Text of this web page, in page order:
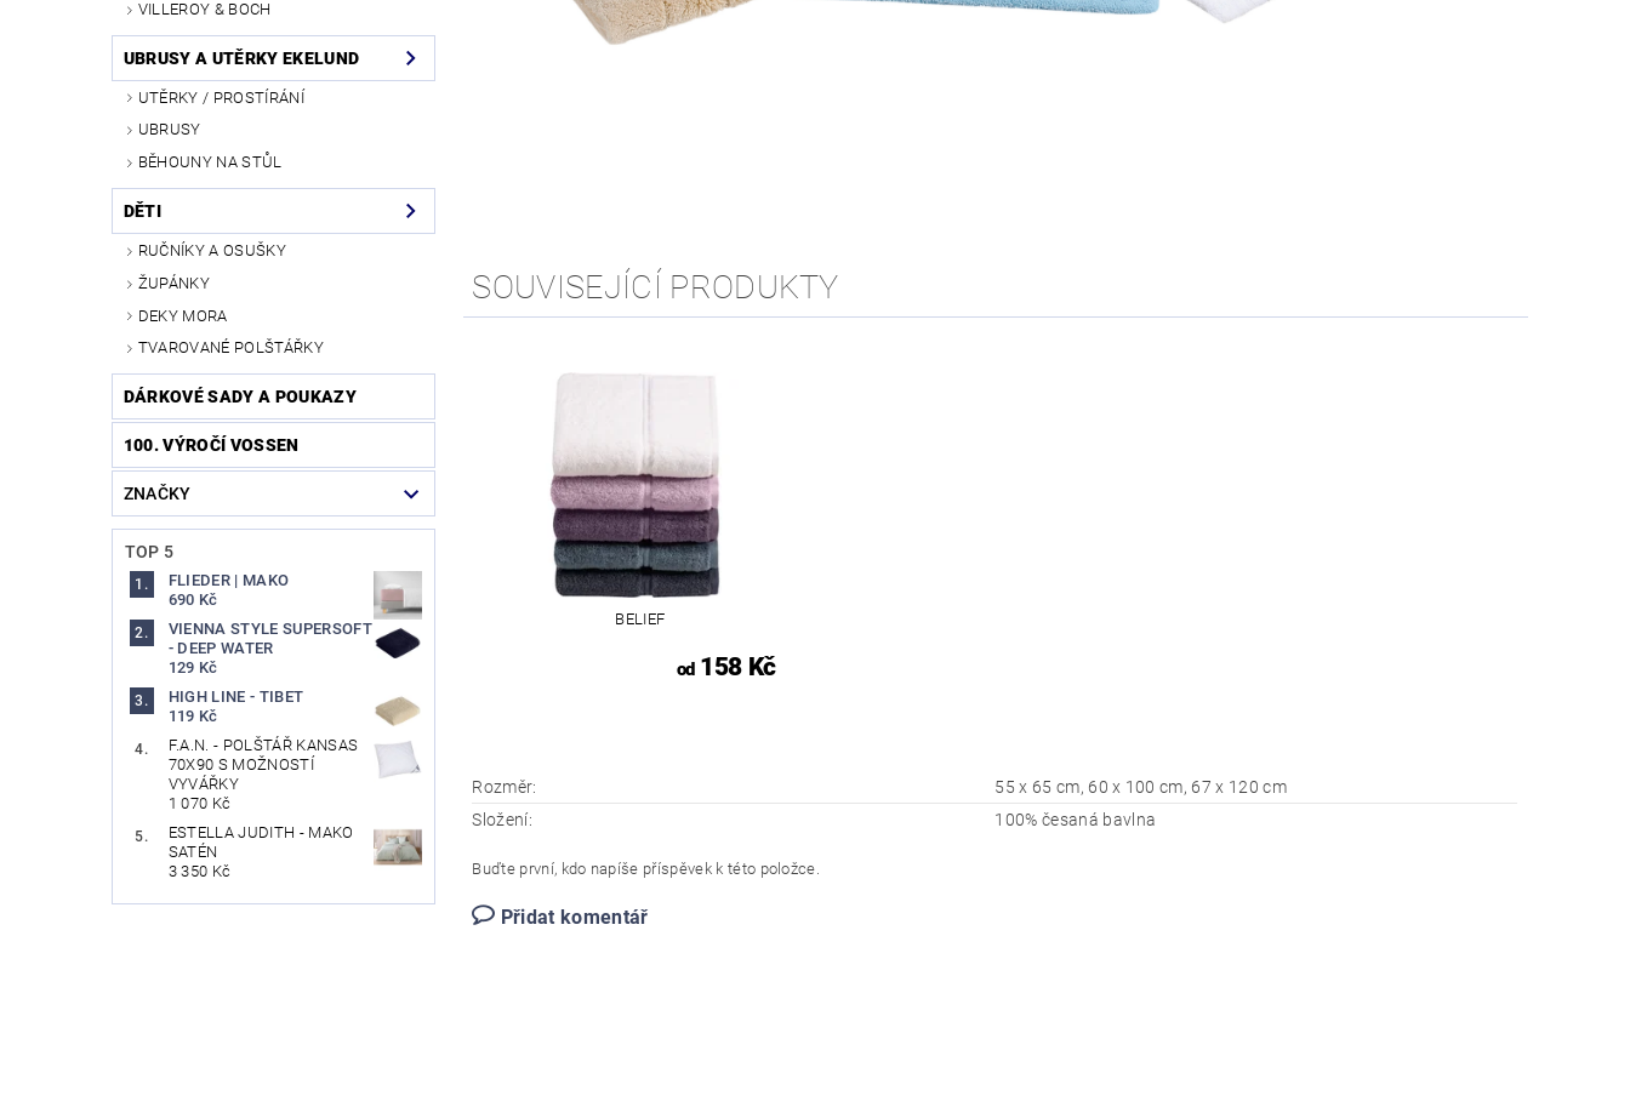
VILLEROY & BOCH
UBRUSY A UTĚRKY EKELUND
UTĚRKY / PROSTÍRÁNÍ
UBRUSY
BĚHOUNY NA STŮL
DĚTI
RUČNÍKY A OSUŠKY
ŽUPÁNKY
DEKY MORA
TVAROVANÉ POLŠTÁŘKY
DÁRKOVÉ SADY A POUKAZY
100. VÝROČÍ VOSSEN
ZNAČKY
TOP 5
FLIEDER | MAKO
690 Kč
VIENNA STYLE SUPERSOFT
- DEEP WATER
129 Kč
HIGH LINE - TIBET
119 Kč
F.A.N. - POLŠTÁŘ KANSAS
70X90 S MOŽNOSTÍ
VYVÁŘKY
1 070 Kč
ESTELLA JUDITH - MAKO
SATÉN
3 350 Kč
SOUVISEJÍCÍ PRODUKTY
BELIEF
od158 Kč
Rozměr:
55 x 65 cm, 60 x 100 cm, 67 x 120 cm
Složení:
100% česaná bavlna
Buďte první, kdo napíše příspěvek k této položce.
Přidat komentář